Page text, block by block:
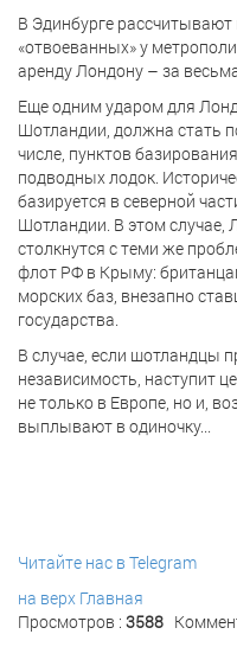
В Эдинбурге
«отвоеванных» у
аренду Лондону – за
Еще одним ударом для
Шотландии, должна стать
числе, пунктов
подводных лодок.
базируется в северной
Шотландии. В этом
столкнутся с теми же
флот РФ в Крыму:
морских баз, внезапно
государства.
В случае, если шотландцы
независимость, наступит
не только в Европе, но и,
выплывают в одиночку...
Читайте нас в Telegram
на верх Главная
Просмотров : 3588